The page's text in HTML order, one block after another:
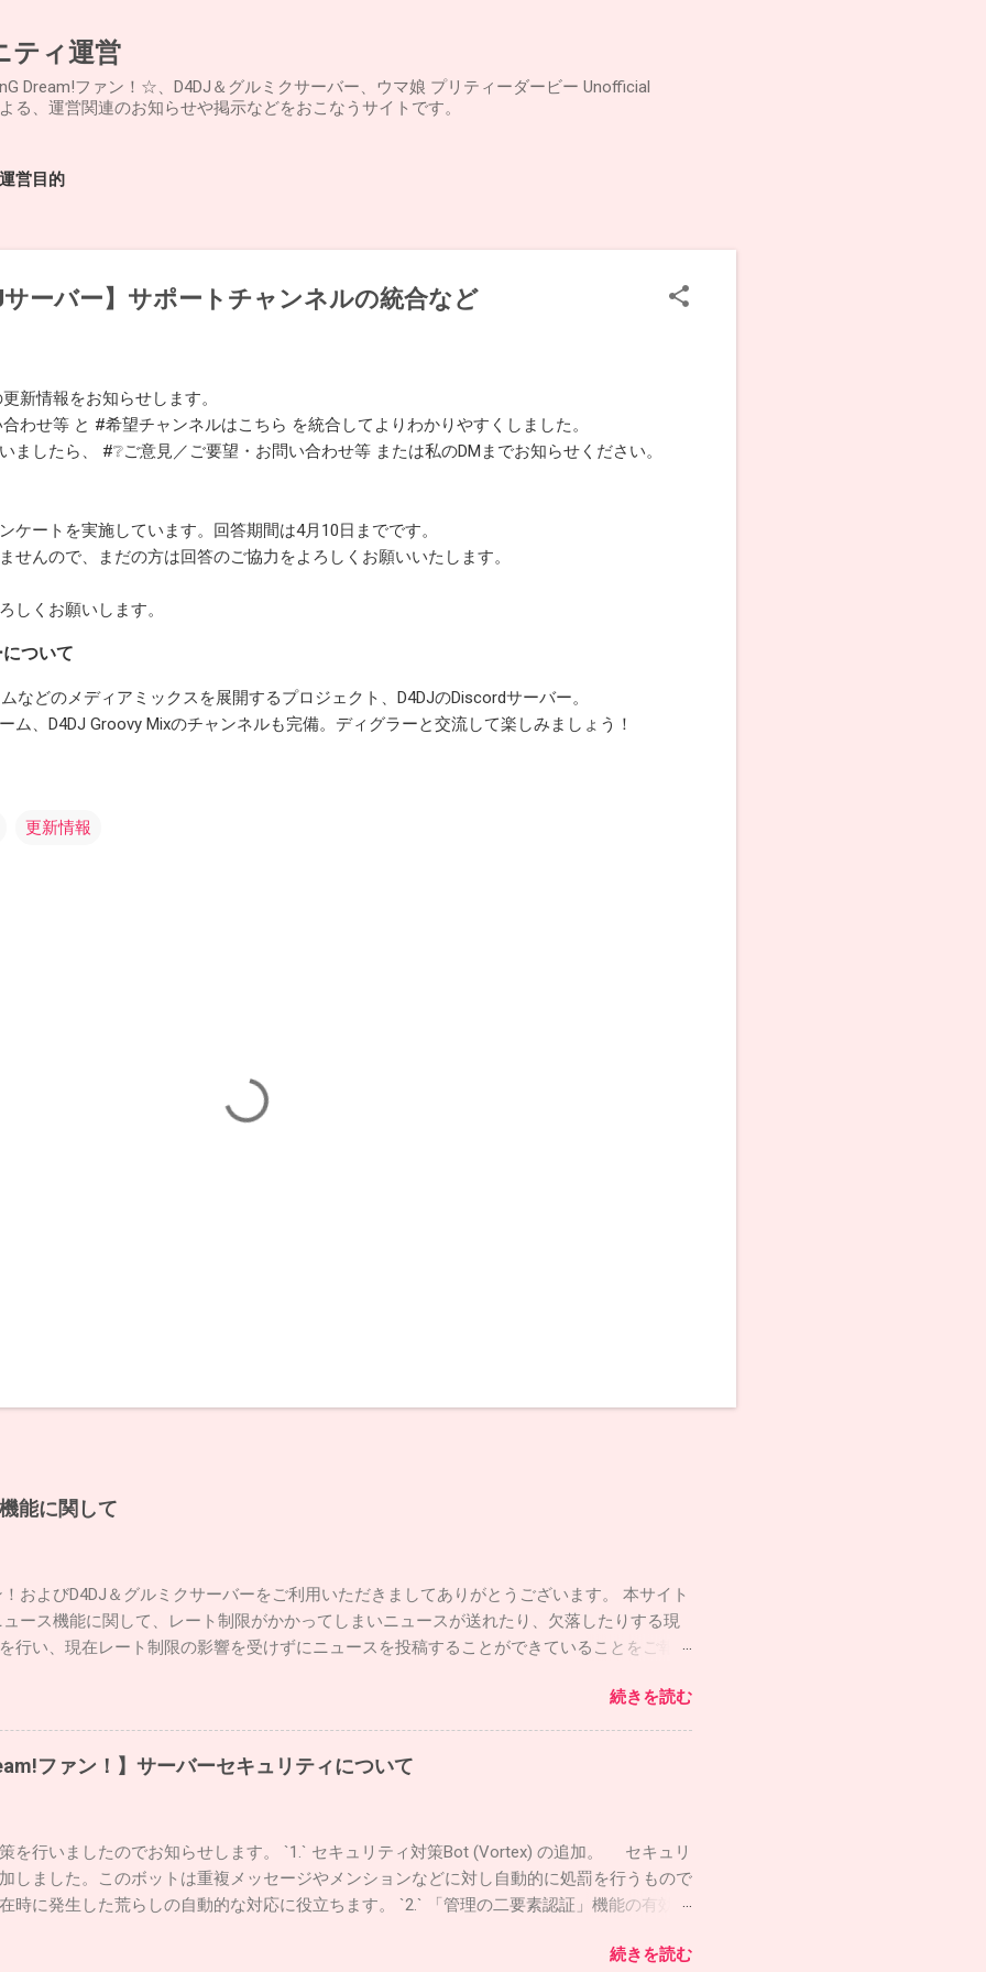
ティ運営
Dream!ファン！☆、D4DJ＆グルミクサーバー、ウマ娘 プリティーダービー Unofficial
る、運営関連のお知らせや掲示などをおこなうサイトです。
運営目的
サーバー】サポートチャンネルの統合など
新情報をお知らせします。
わせ等 と #希望チャンネルはこちら を統合してよりわかりやすくしました。
ましたら、 #❔ご意見／ご要望・お問い合わせ等 または私のDMまでお知らせください。
ケートを実施しています。回答期間は4月10日までです。
せんので、まだの方は回答のご協力をよろしくお願いいたします。
しくお願いします。
ついて
などのメディアミックスを展開するプロジェクト、D4DJのDiscordサーバー。
ム、D4DJ Groovy Mixのチャンネルも完備。ディグラーと交流して楽しみましょう！
更新情報
能に関して
およびD4DJ＆グルミクサーバーをご利用いただきましてありがとうございます。 本サイト
ース機能に関して、レート制限がかかってしまいニュースが送れたり、欠落したりする現
行い、現在レート制限の影響を受けずにニュースを投稿することができていることをご報告
しました。 なお、実際には６月の上旬に上記の対策によりニュース機能が復旧しており、安
できたため掲載しています。 これからもファンの画期的、先進的コミュニティとして運営
本サーバーをよろしくお願いいたします。
続きを読む
ファン！】サーバーセキュリティについて
を行いましたのでお知らせします。 `1.` セキュリティ対策Bot (Vortex) の追加。 セキュリ
しました。このボットは重複メッセージやメンションなどに対し自動的に処罰を行うもので
時に発生した荒らしの自動的な対応に役立ちます。 `2.` 「管理の二要素認証」機能の有効
す。 `3.` ルールの改定 いままで起きた事例を参考にしながらサーバーのルールを改定
続きを読む